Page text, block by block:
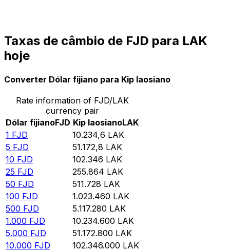
Taxas de câmbio de FJD para LAK
hoje
Converter Dólar fijiano para Kip laosiano
Rate information of FJD/LAK
currency pair
Dólar fijianoFJD Kip laosianoLAK
1 FJD 10.234,6 LAK
5 FJD 51.172,8 LAK
10 FJD 102.346 LAK
25 FJD 255.864 LAK
50 FJD 511.728 LAK
100 FJD 1.023.460 LAK
500 FJD 5.117.280 LAK
1.000 FJD 10.234.600 LAK
5.000 FJD 51.172.800 LAK
10.000 FJD 102.346.000 LAK